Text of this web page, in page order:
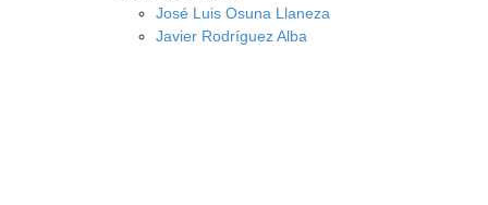
José Luis Osuna Llaneza
Javier Rodríguez Alba